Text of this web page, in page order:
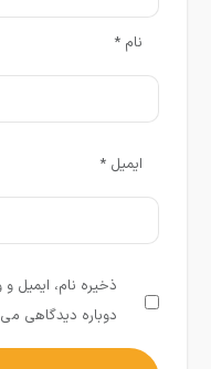
نام*
ایمیل*
ذخیره نام، ایمیل
دوباره دیدگاهی